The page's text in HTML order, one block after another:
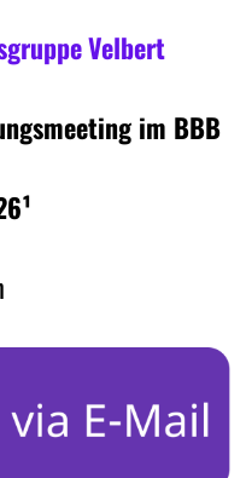
Velbert
im BBB